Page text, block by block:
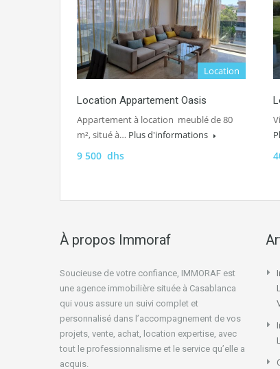
Location
Location Appartement Oasis
Appartement à location meublé de 80
m², situé à… Plus d'informations
9 500 dhs
À propos Immoraf
Soucieuse de votre confiance, IMMORAF est
une agence immobilière située à Casablanca
qui vous assure un suivi complet et
personnalisé dans l’accompagnement de vos
projets, vente, achat, location expertise, avec
tout le professionnalisme et le service qu’elle a
acquis.